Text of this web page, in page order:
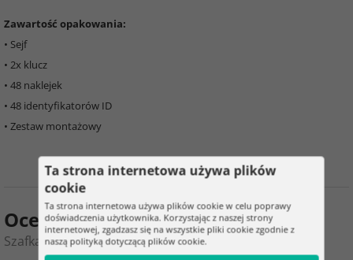
Zawartość opakowania:
• Sejf
• 2x klucz
• 48 naklejek
• 48 identyfikatorów ID
• Zestaw montażowy
Ocena produktu
Szafka na klucze - organizer 48 haków
Ta strona internetowa używa plików
cookie
Ta strona internetowa używa plików cookie w celu poprawy
doświadczenia użytkownika. Korzystając z naszej strony
internetowej, zgadzasz się na wszystkie pliki cookie zgodnie z
naszą polityką dotyczącą plików cookie.